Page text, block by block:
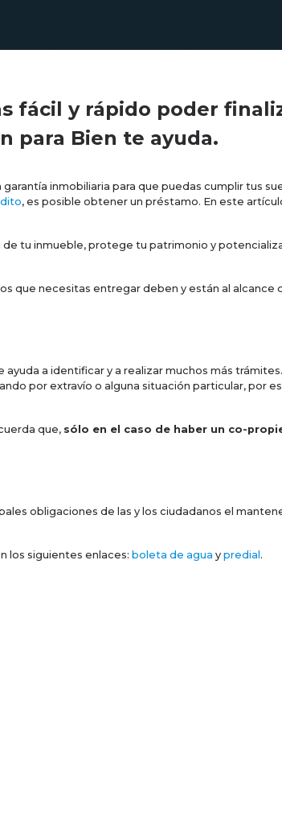
fácil y rápido poder
para Bien te ayuda.
inmobiliaria para que puedas cumplir tus
, es posible obtener un préstamo. En este
tu inmueble, protege tu patrimonio y
que necesitas entregar deben y están al alcance
a identificar y a realizar muchos más
por extravío o alguna situación particular, por
que, sólo en el caso de haber un co-
obligaciones de las y los ciudadanos el
los siguientes enlaces: boleta de agua y predial .